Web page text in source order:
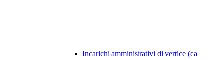
Incarichi amministrativi di vertice (da